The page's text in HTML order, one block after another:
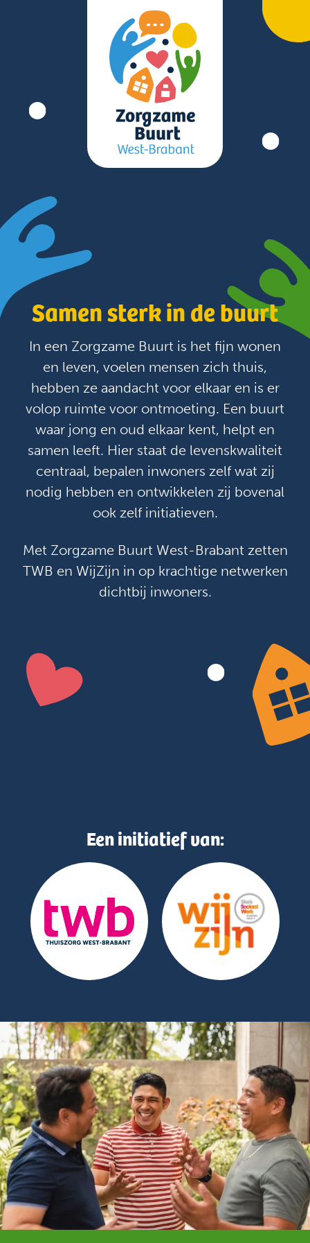
Samen sterk in de buurt
In een Zorgzame Buurt is het fijn wonen
en leven, voelen mensen zich thuis,
hebben ze aandacht voor elkaar en is er
volop ruimte voor ontmoeting. Een buurt
waar jong en oud elkaar kent, helpt en
samen leeft. Hier staat de levenskwaliteit
centraal, bepalen inwoners zelf wat zij
nodig hebben en ontwikkelen zij bovenal
ook zelf initiatieven.
Met Zorgzame Buurt West-Brabant zetten
TWB en WijZijn in op krachtige netwerken
dichtbij inwoners.
Een initiatief van: